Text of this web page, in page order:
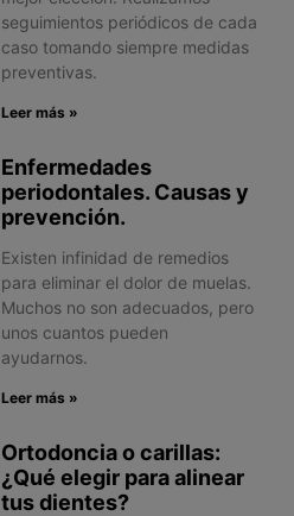
seguimientos periódicos de cada
caso tomando siempre medidas
preventivas.
Leer más »
Enfermedades
periodontales. Causas y
prevención.
Existen infinidad de remedios
para eliminar el dolor de muelas.
Muchos no son adecuados, pero
unos cuantos pueden
ayudarnos.
Leer más »
Ortodoncia o carillas:
¿Qué elegir para alinear
tus dientes?